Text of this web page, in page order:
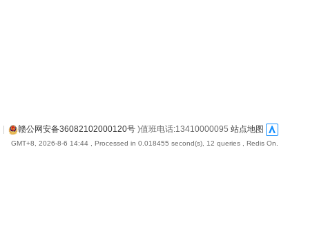
| 赣公网安备36082102000120号 )值班电话:13410000095 站点地图
GMT+8, 2026-8-6 14:44 , Processed in 0.018455 second(s), 12 queries , Redis On.